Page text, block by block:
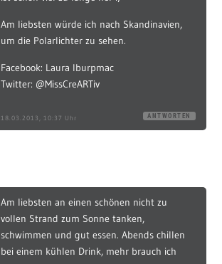
Am liebsten würde ich nach Skandinavien,
um die Polarlichter zu sehen.
Facebook: Laura Iburpmac
Twitter: @MissCreARTiv
18.03.2013, 10:37 Uhr ANTWORTEN
Am liebsten an einen schönen nicht zu
vollen Strand zum Sonne tanken,
schwimmen und gut essen. Abends chillen
bei einem kühlen Drink, mehr brauch ich